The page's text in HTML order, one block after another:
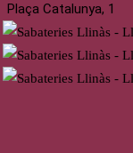
Plaça Catalunya, 1